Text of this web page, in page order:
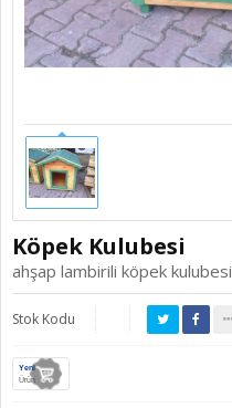
Köpek Kulubesi
ahşap lambirili köpek kulubesi
Stok Kodu
Yeni
Ürün